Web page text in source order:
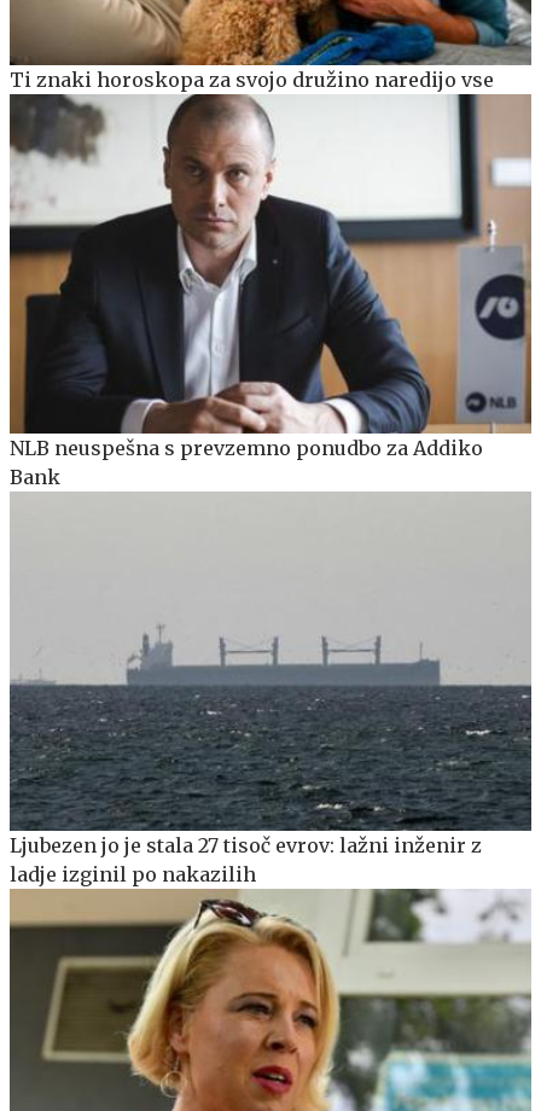
Ti znaki horoskopa za svojo družino naredijo vse
NLB neuspešna s prevzemno ponudbo za Addiko
Bank
Ljubezen jo je stala 27 tisoč evrov: lažni inženir z
ladje izginil po nakazilih